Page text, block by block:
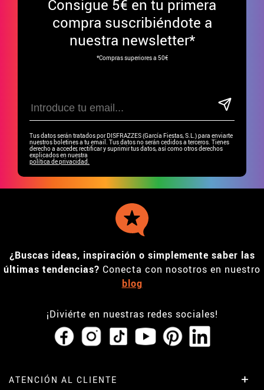
Consigue 5€ en tu primera
compra suscribiéndote a
nuestra newsletter*
*Compras superiores a 50€
Tus datos serán tratados por DISFRAZZES (García Fiestas, S.L.) para enviarte
nuestros boletines a tu email. Tus datos no serán cedidos a terceros. Tienes
derecho a acceder, rectificar y suprimir tus datos, así como otros derechos
explicados en nuestra
política de privacidad.
¿Buscas ideas, inspiración o simplemente saber las
últimas tendencias? Conecta con nosotros en nuestro
blog
¡Diviérte en nuestras redes sociales!
ATENCIÓN AL CLIENTE